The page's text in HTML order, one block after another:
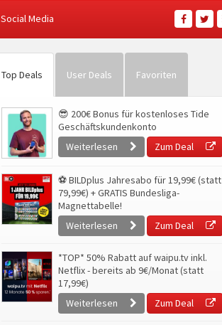
Social Media
Top Deals User Deals Favoriten
😎 200€ Bonus für kostenloses Tide
Geschäftskundenkonto
Weiterlesen
Zum Deal
⚽ BILDplus Jahresabo für 19,99€ (statt
79,99€) + GRATIS Bundesliga-
Magnettabelle!
Weiterlesen
Zum Deal
*TOP* 50% Rabatt auf waipu.tv inkl.
Netflix - bereits ab 9€/Monat (statt
17,99€)
Weiterlesen
Zum Deal